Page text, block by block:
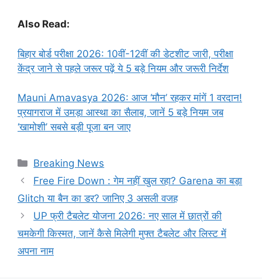
Also Read:
बिहार बोर्ड परीक्षा 2026: 10वीं-12वीं की डेटशीट जारी, परीक्षा
केंद्र जाने से पहले जरूर पढ़ें ये 5 बड़े नियम और जरूरी निर्देश
Mauni Amavasya 2026: आज ‘मौन’ रहकर मांगें 1 वरदान!
प्रयागराज में उमड़ा आस्था का सैलाब, जानें 5 बड़े नियम जब
‘खामोशी’ सबसे बड़ी पूजा बन जाए
Categories
Breaking News
Free Fire Down : गेम नहीं खुल रहा? Garena का बड़ा
Glitch या बैन का डर? जानिए 3 असली वजह
UP फ्री टैबलेट योजना 2026: नए साल में छात्रों की
चमकेगी किस्मत, जानें कैसे मिलेगी मुफ्त टैबलेट और लिस्ट में
अपना नाम